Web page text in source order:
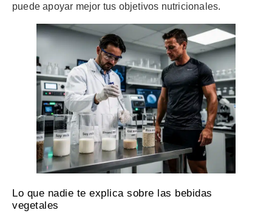
puede apoyar mejor tus objetivos nutricionales.
Lo que nadie te explica sobre las bebidas
vegetales